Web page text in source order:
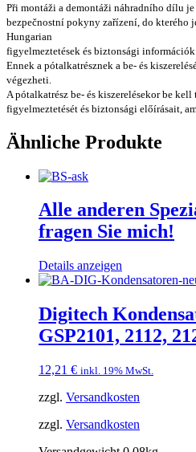
Při montáži a demontáži náhradního dílu
bezpečnostní pokyny zařízení, do kterého
Hungarian
figyelmeztetések és biztonsági információk
Ennek a pótalkatrésznek a be- és
végezheti.
A pótalkatrész be- és kiszerelésekor be
figyelmeztetését és biztonsági előírásait,
Ähnliche Produkte
Alle anderen
fragen Sie mich!
Details anzeigen
Digitech
GSP2101, 2112,
12,21 € inkl. 19% MwSt.
zzgl. Versandkosten
zzgl. Versandkosten